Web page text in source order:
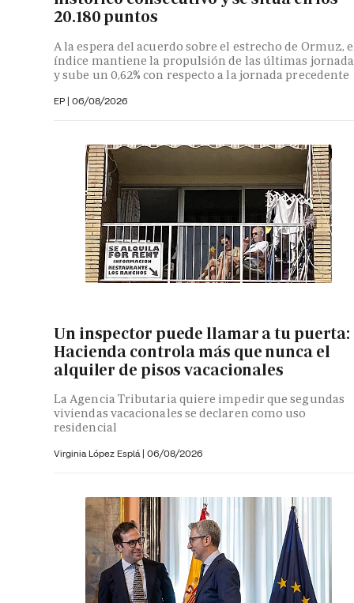
20.180 puntos
A la espera del acuerdo sobre el estrecho de Ormuz,
índice mantiene la propulsión de las últimas
y sube un 0,62% con respecto a la jornada precedente
EP | 06/08/2026
Un inspector puede llamar a tu puerta:
Hacienda controla más que nunca el
alquiler de pisos vacacionales
La Agencia Tributaria quiere impedir que segundas
viviendas vacacionales se declaren como uso
residencial
Virginia López Esplá | 06/08/2026